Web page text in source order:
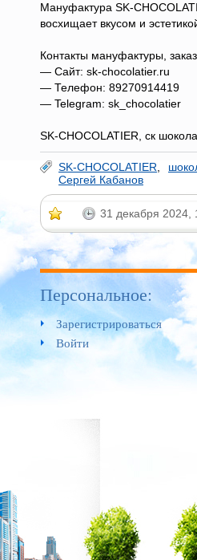
Мануфактура SK-
восхищает вкусом и
Контакты мануфактуры,
— Сайт: sk-chocolatier.ru
— Телефон: 89270914419
— Telegram: sk_chocolatier
SK-CHOCOLATIER, ск
SK-CHOCOLATIER
Сергей Кабанов
31 декабря 2024,
Персональное:
Зарегистрироваться
Войти